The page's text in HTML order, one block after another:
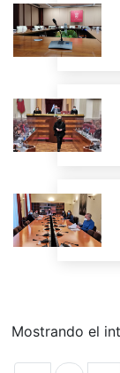
Mostrando el